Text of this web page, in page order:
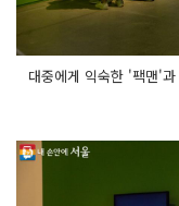
대중에게 익숙한 '팩맨'